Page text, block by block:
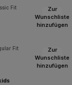
Fit
Zur
Wunschliste
hinzufügen
Fit
Zur
Wunschliste
hinzufügen